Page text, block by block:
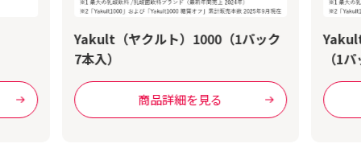
Yakult（ヤクルト）1000（1パック
7本入）
商品詳細を見る
（1